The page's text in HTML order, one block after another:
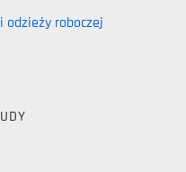
odzieży roboczej